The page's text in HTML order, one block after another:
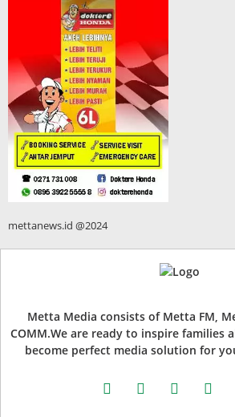
mettanews.id @2024
Metta Media consists of Metta FM,
COMM.We are ready to inspire families
become perfect media solution for
facebooktwitter instagram